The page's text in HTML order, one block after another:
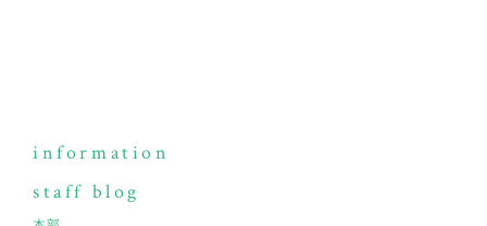
information
staff blog